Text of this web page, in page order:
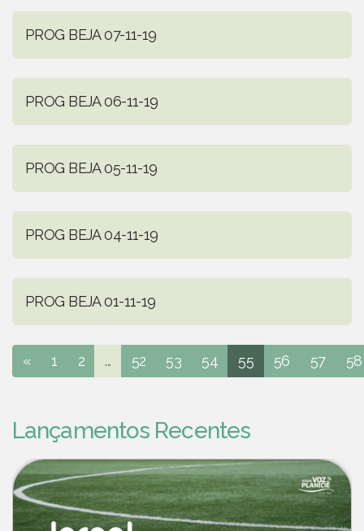
PROG BEJA 07-11-19
PROG BEJA 06-11-19
PROG BEJA 05-11-19
PROG BEJA 04-11-19
PROG BEJA 01-11-19
« 1 2 ... 52 53 54 55 56 57 58
Lançamentos Recentes